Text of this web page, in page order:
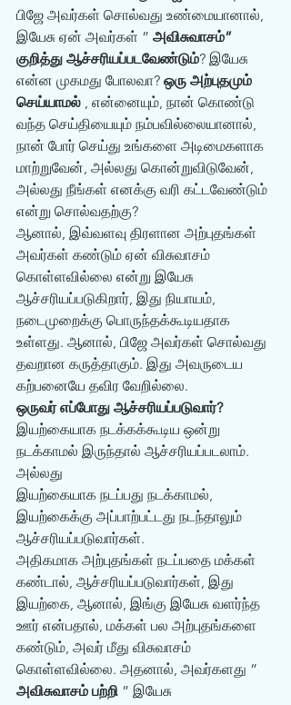
பிஜே அவர்கள் சொல்வது உண்மையானால்,
இயேசு ஏன் அவர்கள் ” அவிசுவாசம்”
குறித்து ஆச்சரியப்படவேண்டும்? இயேசு
என்ன முகமது போலவா? ஒரு அற்புதமும்
செய்யாமல் , என்னையும், நான் கொண்டு
வந்த செய்தியையும் நம்பவில்லையானால்,
நான் போர் செய்து உங்களை அடிமைகளாக
மாற்றுவேன், அல்லது கொன்றுவிடுவேன்,
அல்லது நீங்கள் எனக்கு வரி கட்டவேண்டும்
என்று சொல்வதற்கு?
ஆனால், இவ்வளவு திரளான அற்புதங்கள்
அவர்கள் கண்டும் ஏன் விசுவாசம்
கொள்ளவில்லை என்று இயேசு
ஆச்சரியப்படுகிறார், இது நியாயம்,
நடைமுறைக்கு பொருந்தக்கூடியதாக
உள்ளது. ஆனால், பிஜே அவர்கள் சொல்வது
தவறான கருத்தாகும். இது அவருடைய
கற்பனையே தவிர வேறில்லை.
ஒருவர் எப்போது ஆச்சரியப்படுவார்?
இயற்கையாக நடக்கக்கூடிய ஒன்று
நடக்காமல் இருந்தால் ஆச்சரியப்படலாம்.
அல்லது
இயற்கையாக நடப்பது நடக்காமல்,
இயற்கைக்கு அப்பாற்பட்டது நடந்தாலும்
ஆச்சரியப்படுவார்கள்.
அதிகமாக அற்புதங்கள் நடப்பதை மக்கள்
கண்டால், ஆச்சரியப்படுவார்கள், இது
இயற்கை, ஆனால், இங்கு இயேசு வளர்ந்த
ஊர் என்பதால், மக்கள் பல அற்புதங்களை
கண்டும், அவர் மீது விசுவாசம்
கொள்ளவில்லை. அதனால், அவர்களது ”
அவிசுவாசம் பற்றி ” இயேசு